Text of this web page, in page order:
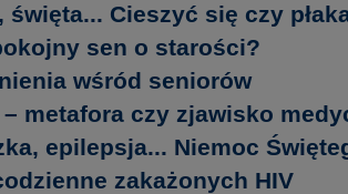
święta... Cieszyć się czy
sen o starości?
wśród seniorów
– metafora czy zjawisko
epilepsja... Niemoc
zakażonych HIV